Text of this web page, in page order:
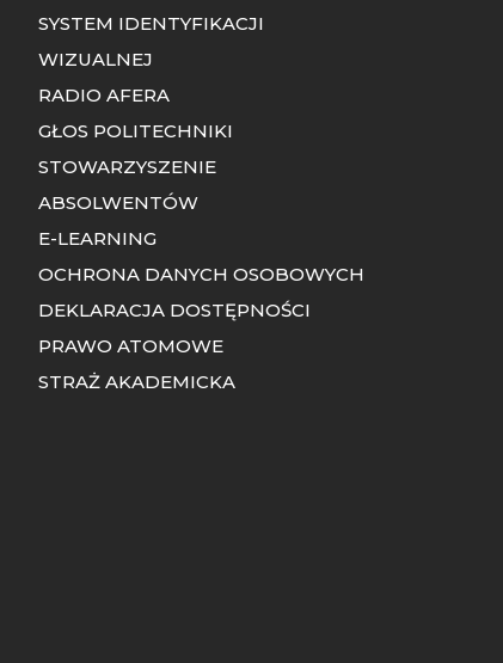
SYSTEM IDENTYFIKACJI
WIZUALNEJ
RADIO AFERA
GŁOS POLITECHNIKI
STOWARZYSZENIE
ABSOLWENTÓW
E-LEARNING
OCHRONA DANYCH OSOBOWYCH
DEKLARACJA DOSTĘPNOŚCI
PRAWO ATOMOWE
STRAŻ AKADEMICKA